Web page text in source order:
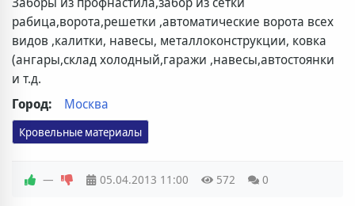
рабица,ворота,решетки ,автоматические ворота всех
видов ,калитки, навесы, металлоконструкции, ковка
(ангары,склад холодный,гаражи ,навесы,автостоянки
и т.д.
Город:
Москва
Кровельные материалы
— 05.04.2013 11:00 572 0